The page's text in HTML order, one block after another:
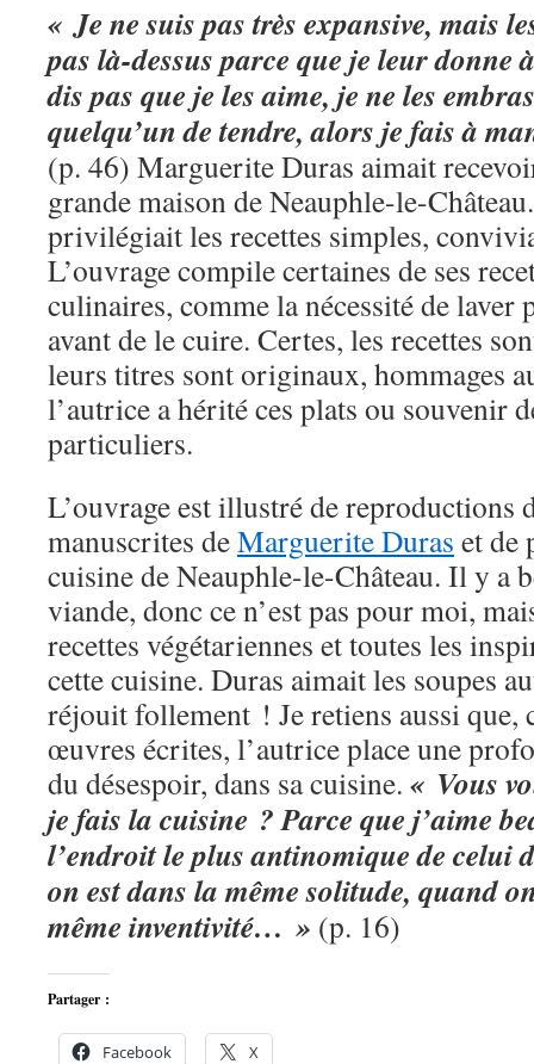
« Je ne suis pas très expansive, mais
pas là-dessus parce que je leur
dis pas que je les aime, je ne les
quelqu’un de tendre, alors je fais à
(p. 46) Marguerite Duras aimait
grande maison de Neauphle-le-
privilégiait les recettes simples,
L’ouvrage compile certaines de ses
culinaires, comme la nécessité de
avant de le cuire. Certes, les recettes
leurs titres sont originaux, hommages
l’autrice a hérité ces plats ou souvenir
particuliers.
L’ouvrage est illustré de reproductions
manuscrites deMarguerite Duras et de
cuisine de Neauphle-le-Château. Il y a
viande, donc ce n’est pas pour moi,
recettes végétariennes et toutes les
cette cuisine. Duras aimait les soupes
réjouit follement ! Je retiens aussi que,
œuvres écrites, l’autrice place une
du désespoir, dans sa cuisine. « Vous
je fais la cuisine ? Parce que j’aime
l’endroit le plus antinomique de celui
on est dans la même solitude, quand
même inventivité… » (p. 16)
Partager :
Facebook X